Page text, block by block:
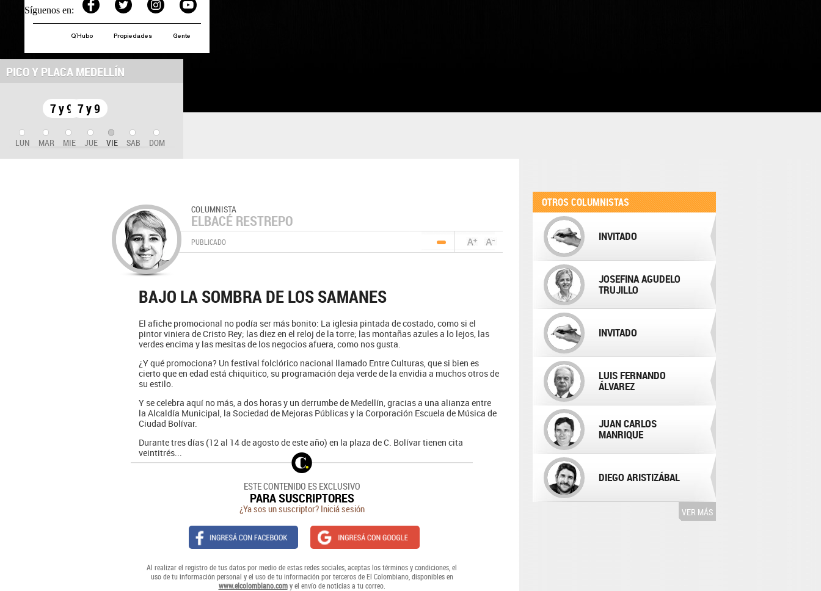
Síguenos en:
Q´Hubo Propiedades Gente
PICO Y PLACA MEDELLÍN
7 y 9 7 y 9
LUN MAR MIE JUE VIE SAB DOM
COLUMNISTA
ELBACÉ RESTREPO
PUBLICADO
BAJO LA SOMBRA DE LOS SAMANES
El afiche promocional no podía ser más bonito: La iglesia pintada de costado, como si el
pintor viniera de Cristo Rey; las diez en el reloj de la torre; las montañas azules a lo lejos, las
verdes encima y las mesitas de los negocios afuera, como nos gusta.
¿Y qué promociona? Un festival folclórico nacional llamado Entre Culturas, que si bien es
cierto que en edad está chiquitico, su programación deja verde de la envidia a muchos otros de
su estilo.
Y se celebra aquí no más, a dos horas y un derrumbe de Medellín, gracias a una alianza entre
la Alcaldía Municipal, la Sociedad de Mejoras Públicas y la Corporación Escuela de Música de
Ciudad Bolívar.
Durante tres días (12 al 14 de agosto de este año) en la plaza de C. Bolívar tienen cita
veintitrés...
ESTE CONTENIDO ES EXCLUSIVO
PARA SUSCRIPTORES
¿Ya sos un suscriptor? Iniciá sesión
Al realizar el registro de tus datos por medio de estas redes sociales, aceptas los términos y condiciones, el
uso de tu información personal y el uso de tu información por terceros de El Colombiano, disponibles en
www.elcolombiano.comy el envío de noticias a tu correo.
OTROS COLUMNISTAS
INVITADO
JOSEFINA AGUDELO
TRUJILLO
INVITADO
LUIS FERNANDO
ÁLVAREZ
JUAN CARLOS
MANRIQUE
DIEGO ARISTIZÁBAL
VER MÁS